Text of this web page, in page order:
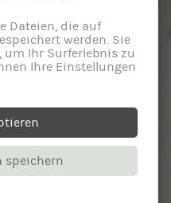
Dateien, die auf
werden. Sie
um Ihr Surferlebnis zu
Ihre Einstellungen
speichern